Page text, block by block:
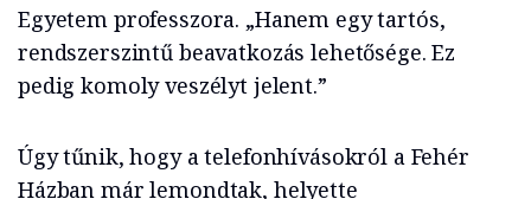
Egyetem professzora. „Hanem egy tartós,
rendszerszintű beavatkozás lehetősége. Ez
pedig komoly veszélyt jelent.”
Úgy tűnik, hogy a telefonhívásokról a Fehér
Házban már lemondtak, helyette